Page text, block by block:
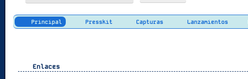
Principal Presskit Capturas Lanzamientos
Enlaces